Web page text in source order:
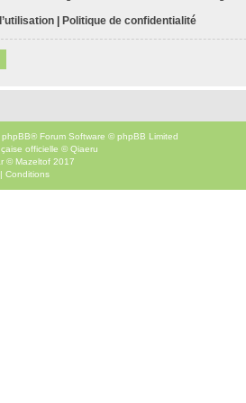
| Politique de confidentialité
phpBB® Forum Software © phpBB Limited
officielle ©Qiaeru
© Mazeltof 2017
| Conditions